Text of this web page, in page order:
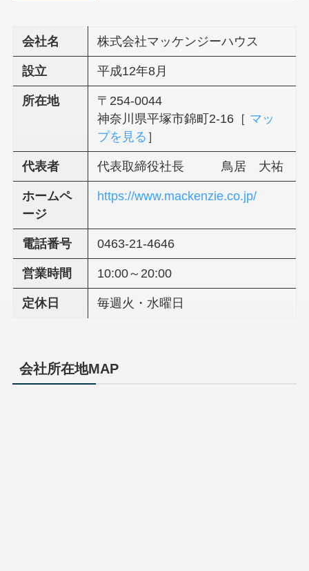
会社名 株式会社マッケンジーハウス
設立 平成12年8月
所在地
〒254-0044
神奈川県平塚市錦町2-16［ マッ
プを見る ］
代表者 代表取締役社長 鳥居 大祐
ホームペ
ージ
https://www.mackenzie.co.jp/
電話番号 0463-21-4646
営業時間 10:00～20:00
定休日 毎週火・水曜日
会社所在地MAP